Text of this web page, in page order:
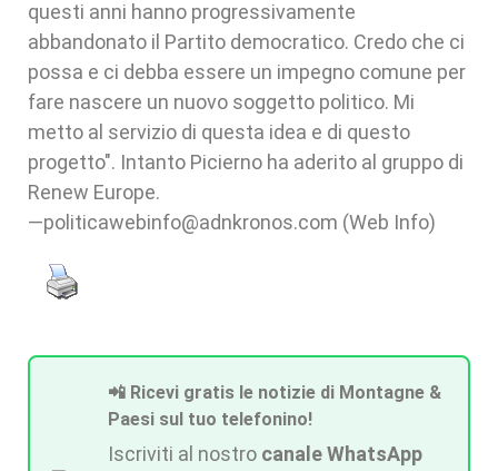
questi anni hanno progressivamente
abbandonato il Partito democratico. Credo che ci
possa e ci debba essere un impegno comune per
fare nascere un nuovo soggetto politico. Mi
metto al servizio di questa idea e di questo
progetto". Intanto Picierno ha aderito al gruppo di
Renew Europe.
—politicawebinfo@adnkronos.com (Web Info)
📲 Ricevi gratis le notizie di Montagne &
Paesi sul tuo telefonino!
Iscriviti al nostro canale WhatsApp